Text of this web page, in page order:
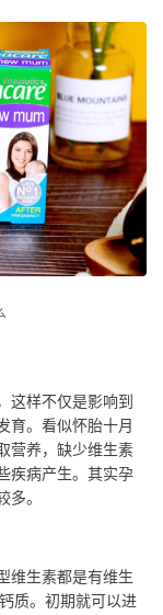
这样不仅是影响到
育。看似怀胎十月
营养，缺少维生素
疾病产生。其实孕
。
维生素都是有维生
质。初期就可以进